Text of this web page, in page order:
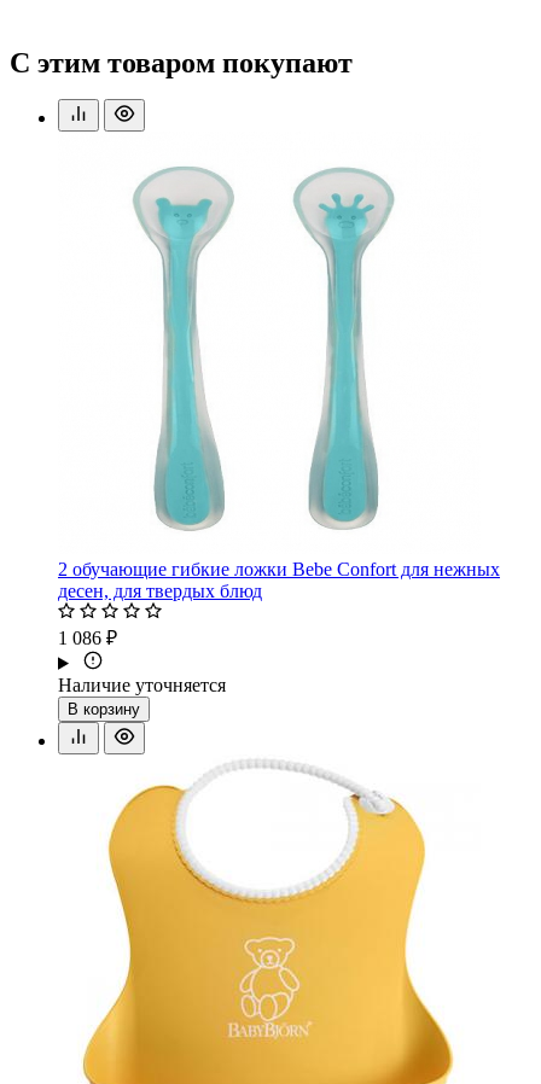
С этим товаром покупают
2 обучающие гибкие ложки Bebe Confort для нежных
десен, для твердых блюд
1 086 ₽
Наличие уточняется
В корзину